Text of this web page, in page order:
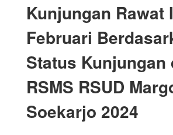
Kunjungan Rawat
Februari
Status Kunjungan
RSMS RSUD
Soekarjo 2024